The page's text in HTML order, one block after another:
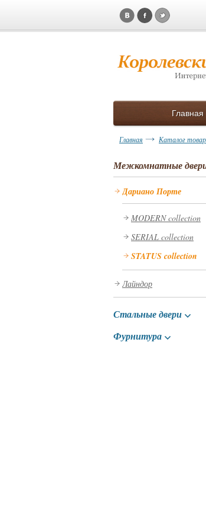
Главная
Главная Каталог
Межкомнатные
Дариано Порте
MODERN collection
SERIAL collection
STATUS collection
Лайндор
Стальные двери
Фурнитура